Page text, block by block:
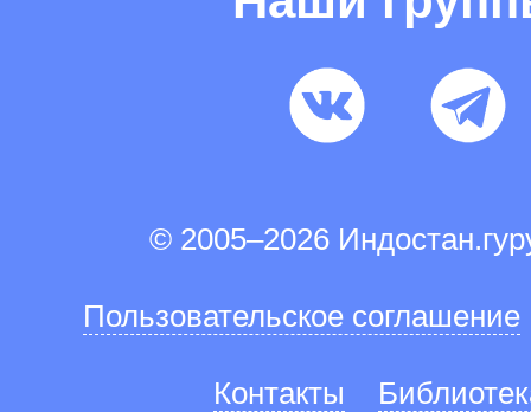
© 2005–2026
Пользовательское соглашение
Контакты